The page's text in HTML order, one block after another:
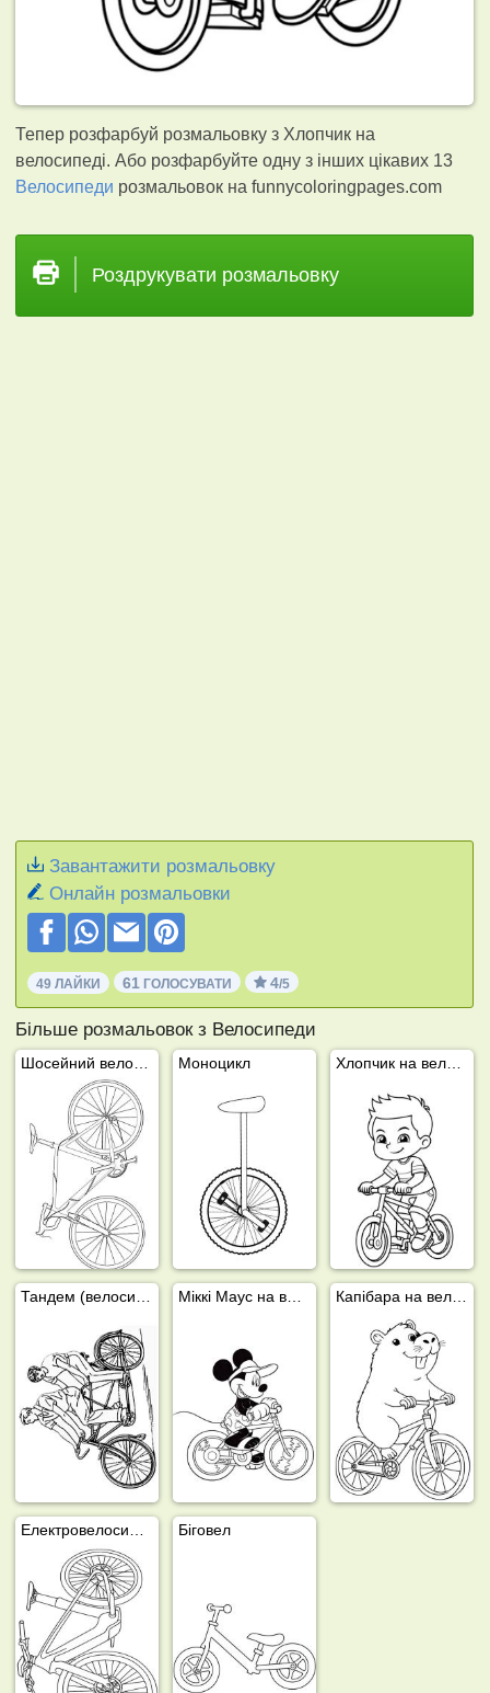
Тепер розфарбуй розмальовку з Хлопчик на
велосипеді. Або розфарбуйте одну з інших цікавих 13
Велосипеди розмальовок на funnycoloringpages.com
Роздрукувати розмальовку
Завантажити розмальовку
Онлайн розмальовки
49 ЛАЙКИ 61 ГОЛОСУВАТИ 4/5
Більше розмальовок з Велосипеди
Моноцикл
Біговел